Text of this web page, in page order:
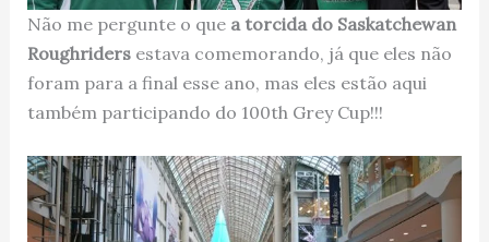
Não me pergunte o que a torcida do Saskatchewan
Roughridersestava comemorando, já que eles não
foram para a final esse ano, mas eles estão aqui
também participando do 100th Grey Cup!!!